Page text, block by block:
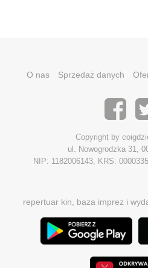
O nas Sprzedaż danych
Copyright by
ul. Nowogrodzka 31,
NIP: 1182006143, KRS:
repertuar kin, baza imprez i